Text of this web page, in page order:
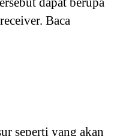
Baca
seperti yang akan